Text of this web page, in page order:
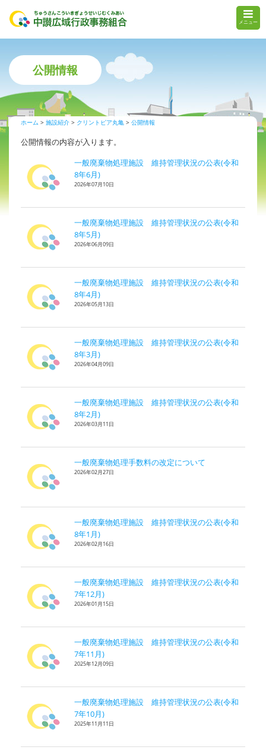
メニュー
公開情報
ホーム 施設紹介 クリントピア丸亀 公開情報
公開情報の内容が入ります。
一般廃棄物処理施設 維持管理状況の公表(令和
8年6月)
2026年07月10日
一般廃棄物処理施設 維持管理状況の公表(令和
8年5月)
2026年06月09日
一般廃棄物処理施設 維持管理状況の公表(令和
8年4月)
2026年05月13日
一般廃棄物処理施設 維持管理状況の公表(令和
8年3月)
2026年04月09日
一般廃棄物処理施設 維持管理状況の公表(令和
8年2月)
2026年03月11日
一般廃棄物処理手数料の改定について
2026年02月27日
一般廃棄物処理施設 維持管理状況の公表(令和
8年1月)
2026年02月16日
一般廃棄物処理施設 維持管理状況の公表(令和
7年12月)
2026年01月15日
一般廃棄物処理施設 維持管理状況の公表(令和
7年11月)
2025年12月09日
一般廃棄物処理施設 維持管理状況の公表(令和
7年10月)
2025年11月11日